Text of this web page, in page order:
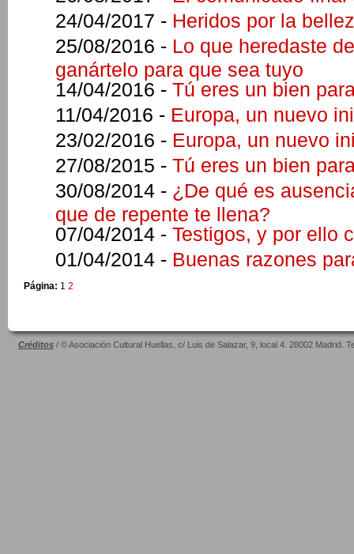
24/04/2017 - Heridos por la
25/08/2016 - Lo que heredaste
ganártelo para que sea tuyo
14/04/2016 - Tú eres un bien
11/04/2016 - Europa, un nuevo
23/02/2016 - Europa, un nuevo
27/08/2015 - Tú eres un bien
30/08/2014 - ¿De qué es
que de repente te llena?
07/04/2014 - Testigos, y por ello
01/04/2014 - Buenas razones
Página: 1 2
Créditos / © Asociación Cultural Huellas, c/ Luis de Salazar, 9, local 4. 28002 Madrid.